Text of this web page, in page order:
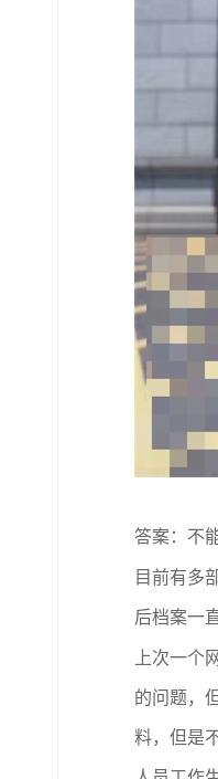
答案：不
目前有多
后档案一
上次一个
的问题，
料，但是